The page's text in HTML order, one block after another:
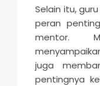
Selain itu,
peran
mentor.
juga
pentingnya